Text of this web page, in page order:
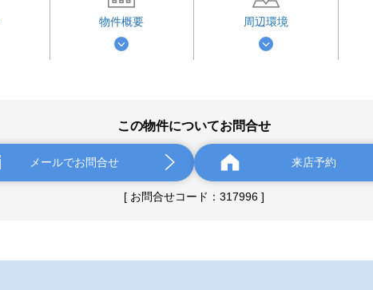
物件概要 周辺環境
この物件についてお問合せ
メールでお問合せ 来店予約
[ お問合せコード：317996 ]